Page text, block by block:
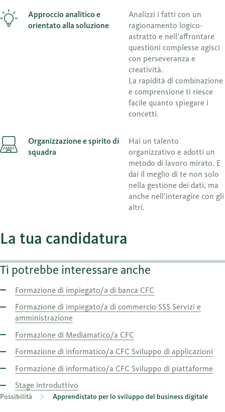
Approccio analitico e
orientato alla soluzione
Analizzi i fatti con un
ragionamento logico-
astratto e nell’affrontare
questioni complesse agisci
con perseveranza e
creatività.
La rapidità di combinazione
e comprensione ti riesce
facile quanto spiegare i
concetti.
Organizzazione e spirito di
squadra
Hai un talento
organizzativo e adotti un
metodo di lavoro mirato. E
dai il meglio di te non solo
nella gestione dei dati, ma
anche nell’interagire con gli
altri.
La tua candidatura
Ti potrebbe interessare anche
Formazione di impiegato/a di banca CFC
Formazione di impiegato/a di commercio SSS Servizi e
amministrazione
Formazione di Mediamatico/a CFC
Formazione di informatico/a CFC Sviluppo di applicazioni
Formazione di informatico/a CFC Sviluppo di piattaforme
Stage introduttivo
Possibilità Apprendistato per lo sviluppo del business digitale